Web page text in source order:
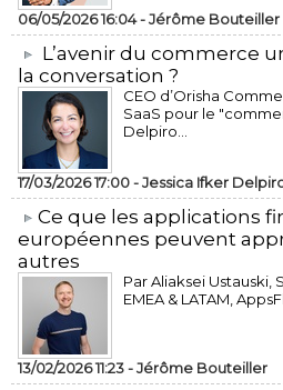
06/05/2026 16:04 -Jérôme Bouteiller
L’avenir du commerce
la conversation ?
CEO d’Orisha
SaaS pour le
Delpiro...
17/03/2026 17:00 -Jessica Ifker
​Ce que les applications
européennes peuvent
autres
Par Aliaksei Ustauski,
EMEA & LATAM,
13/02/2026 11:23 -Jérôme Bouteiller